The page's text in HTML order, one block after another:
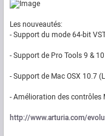
Les nouveautés:
- Support du mode 64-bit
- Support de Pro Tools 9 & 10
- Support de Mac OSX 10.7
- Amélioration des contrôles
http://www.arturia.com/